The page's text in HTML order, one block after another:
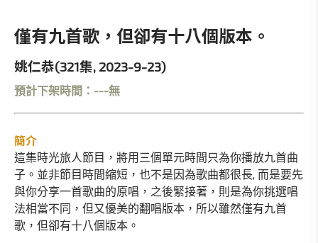
僅有九首歌，但卻有十八個版本。
姚仁恭(321集, 2023-9-23)
預計下架時間：---無
簡介
這集時光旅人節目，將用三個單元時間只為你播放九首曲
子。並非節目時間縮短，也不是因為歌曲都很長, 而是要先
與你分享一首歌曲的原唱，之後緊接著，則是為你挑選唱
法相當不同，但又優美的翻唱版本，所以雖然僅有九首
歌，但卻有十八個版本。